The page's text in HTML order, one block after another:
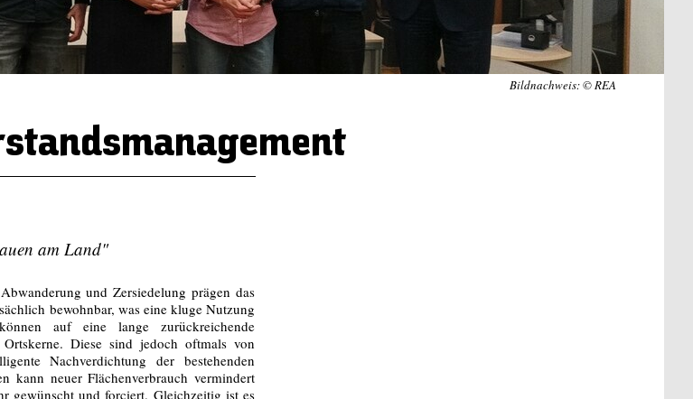
Bildnachweis: © REA
am Land"
und Zersiedelung prägen das
bewohnbar, was eine kluge Nutzung
auf eine lange zurückreichende
Diese sind jedoch oftmals von
Nachverdichtung der bestehenden
kann neuer Flächenverbrauch vermindert
gewünscht und forciert. Gleichzeitig ist es